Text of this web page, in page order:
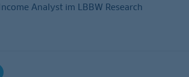
Analyst im LBBW Research